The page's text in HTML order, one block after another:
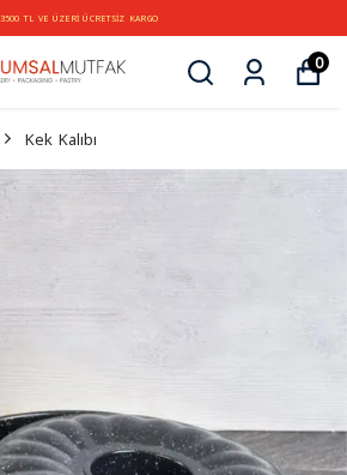
3500 TL VE ÜZERİ ÜCRETSİZ KARGO
0
Kek Kalıbı